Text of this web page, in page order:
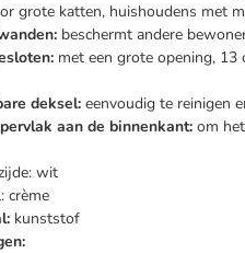
grote katten, huishoudens met
beschermt andere
met een grote opening,
deksel: eenvoudig te reinigen
aan de binnenkant: om
wit
crème
kunststof